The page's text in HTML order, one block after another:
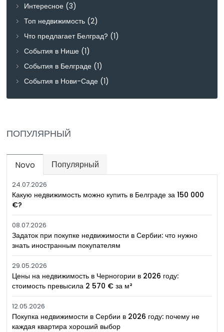
Интересное (3)
Топ недвижимость (2)
Что предлагает Белград? (1)
События в Нише (1)
События в Белграде (1)
События в Нови-Саде (1)
ПОПУЛЯРНЫЙ
Novo (active tab)
Популярный
24.07.2026
Какую недвижимость можно купить в Белграде за 150 000
€?
08.07.2026
Задаток при покупке недвижимости в Сербии: что нужно
знать иностранным покупателям
29.05.2026
Цены на недвижимость в Черногории в 2026 году:
стоимость превысила 2 570 € за м²
12.05.2026
Покупка недвижимости в Сербии в 2026 году: почему не
каждая квартира хороший выбор